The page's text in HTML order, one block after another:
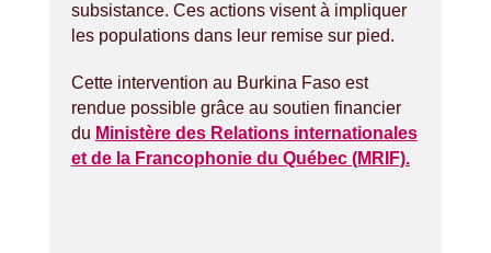
subsistance. Ces actions visent à impliquer
les populations dans leur remise sur pied.
Cette intervention au Burkina Faso est
rendue possible grâce au soutien financier
du Ministère des Relations internationales
et de la Francophonie du Québec (MRIF).